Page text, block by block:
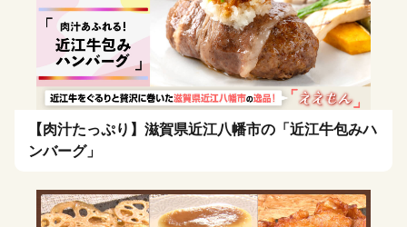
【肉汁たっぷり】滋賀県近江八幡市の「近江牛包みハ
ンバーグ」